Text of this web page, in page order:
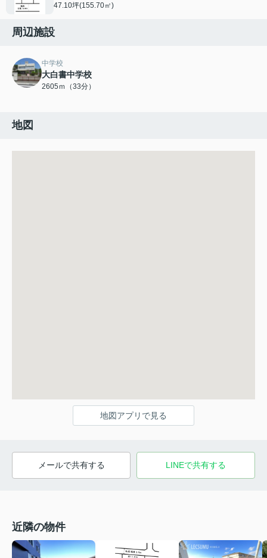
47.10坪(155.70㎡)
周辺施設
中学校
大白書中学校
2605ｍ（33分）
地図
地図アプリで見る
メールで共有する LINEで共有する
近隣の物件